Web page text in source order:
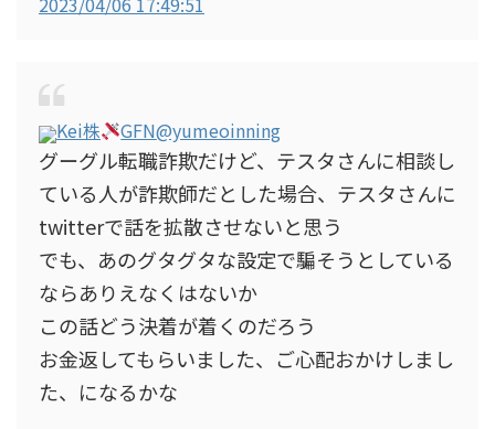
Kei株 GFN@yumeoinning
グーグル転職詐欺だけど、テスタさんに相談し
ている人が詐欺師だとした場合、テスタさんに
twitterで話を拡散させないと思う
でも、あのグタグタな設定で騙そうとしている
ならありえなくはないか
この話どう決着が着くのだろう
お金返してもらいました、ご心配おかけしまし
た、になるかな